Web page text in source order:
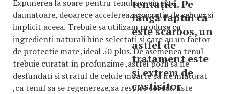
tentaţiei. Pe
lângă faptul că
este scârbos, un
astfel de
tratament este
şi extrem de
costisitor
Expunerea la soare pentru tenul acneic este
daunatoare, deoarece accelereaza secretia de sebum si
implicit aceea. Trebuie sa utilizam produse cu
ingredienti naturali bine selectati si care au un factor
de protectie mare ,ideal 50 plus. De asemenea tenul
trebuie curatat in profunzime ,astfel porii sa fie
desfundati si stratul de celule moarte sa fie inlaturat
,ca tenul sa se regenereze,sa respire corect. Este